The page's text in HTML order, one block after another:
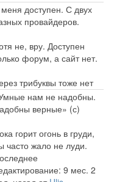
доступен. С двух
провайдеров.
не, вру. Доступен
форум, а сайт нет.
трибуквы тоже нет
нам не надобны.
верные» (с)
горит огонь в груди,
часто жало не луди.
9 мес. 2